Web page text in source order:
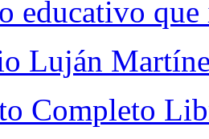
educativo
Luján
Completo